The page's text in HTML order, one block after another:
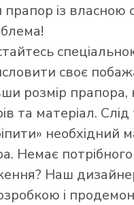
прапор із власною
своє
розмір прапора,
та матеріал.
необхідний
Немає потрібного
Наш
і
Як купити
в інтернет-
магазині Лакор: